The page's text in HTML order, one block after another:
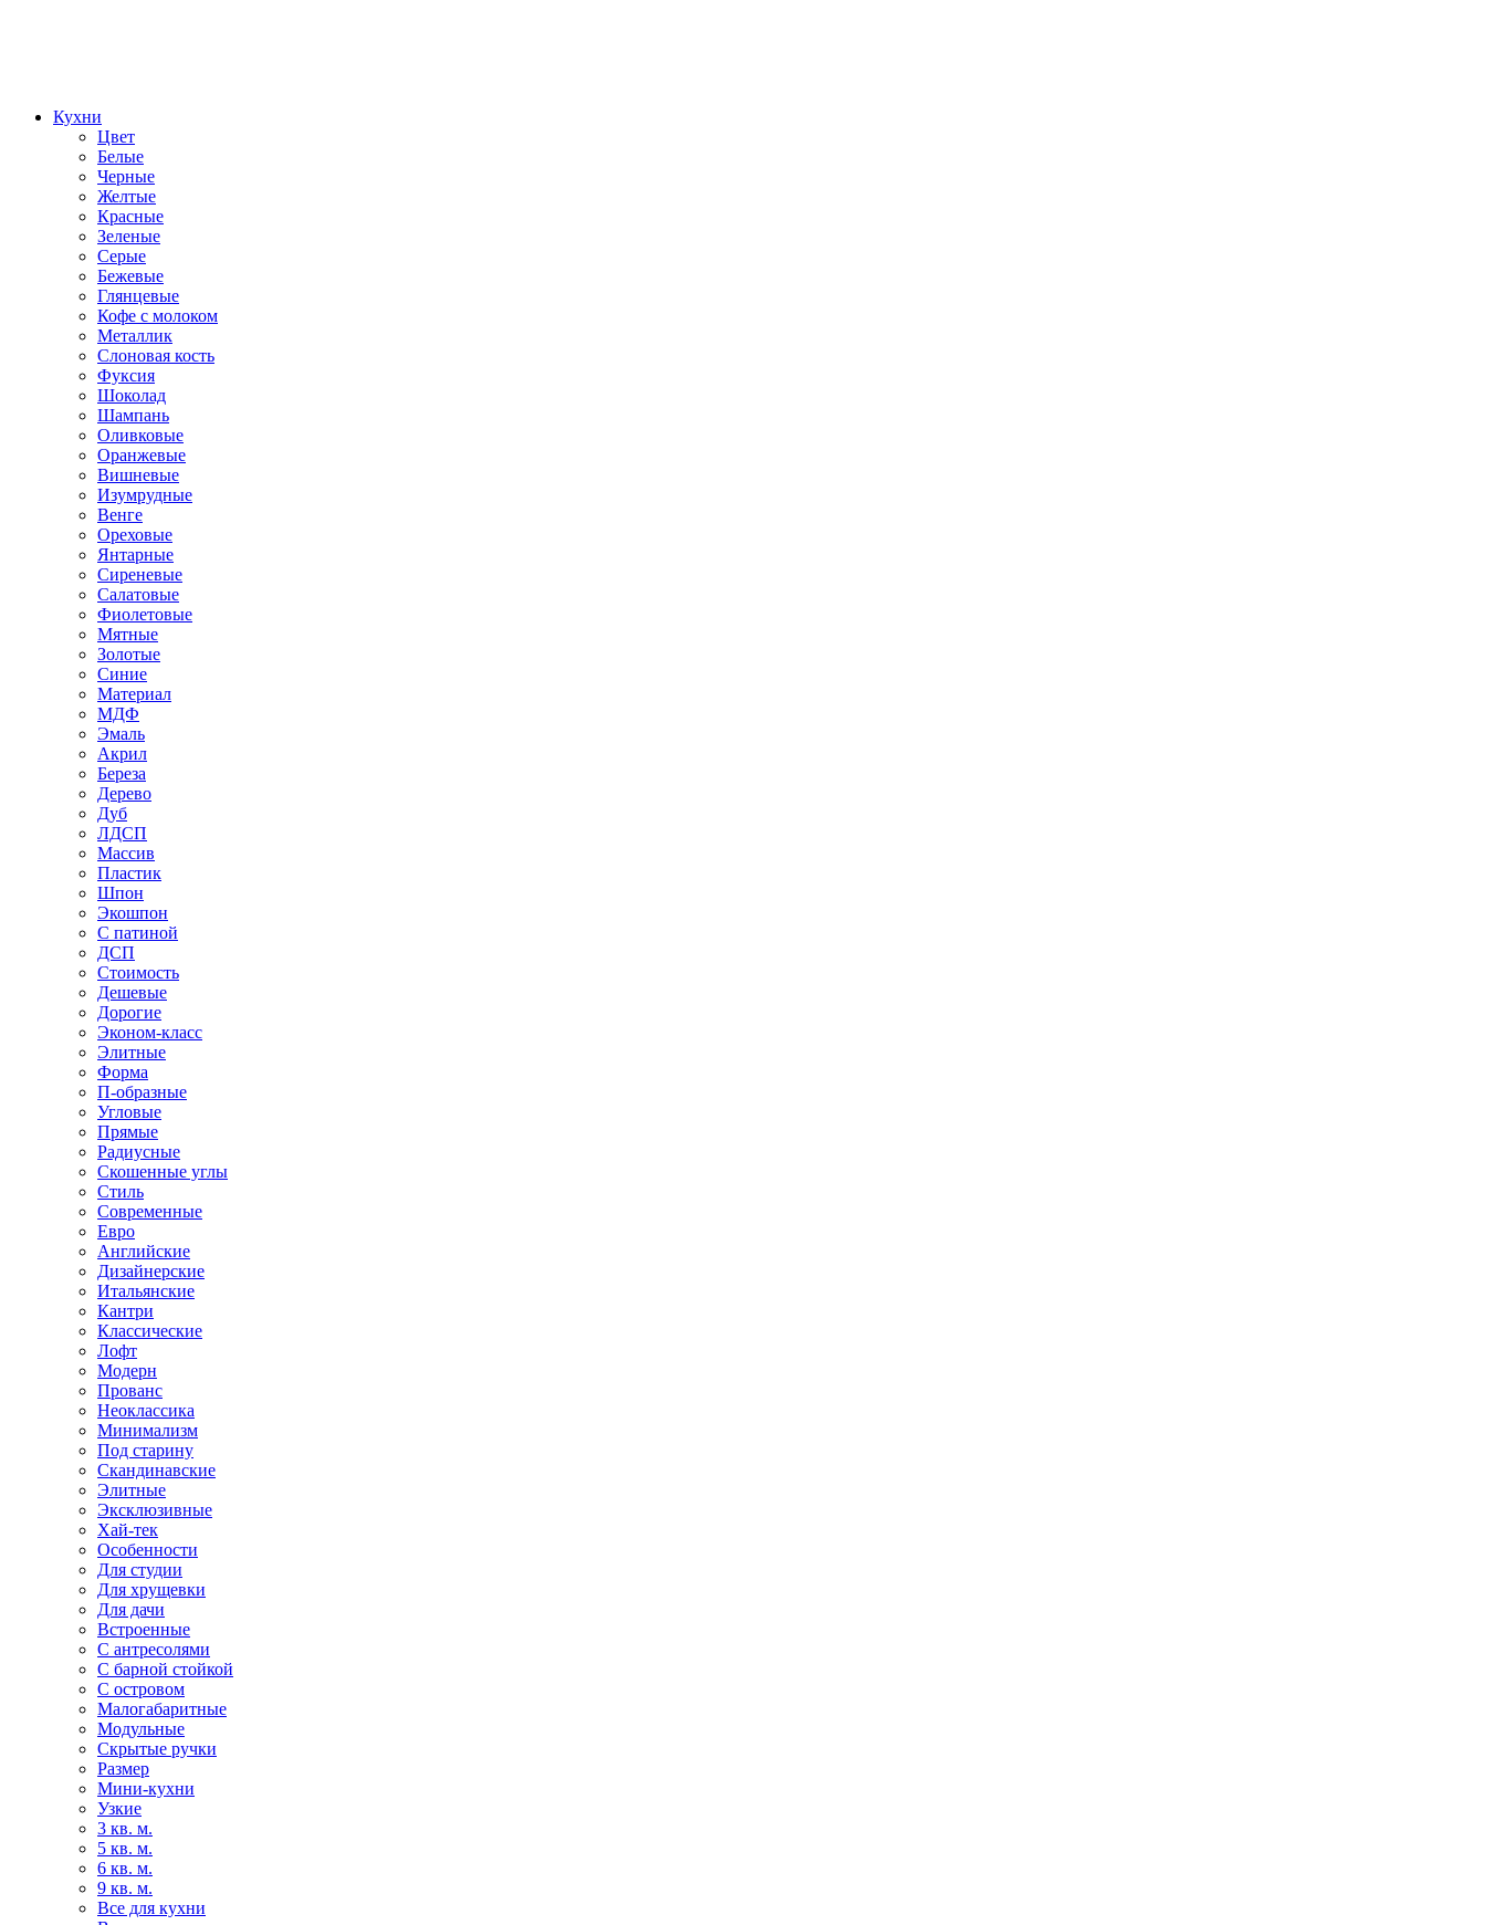
Кухни
Цвет
Белые
Черные
Желтые
Красные
Зеленые
Серые
Бежевые
Глянцевые
Кофе с молоком
Металлик
Слоновая кость
Фуксия
Шоколад
Шампань
Оливковые
Оранжевые
Вишневые
Изумрудные
Венге
Ореховые
Янтарные
Сиреневые
Салатовые
Фиолетовые
Мятные
Золотые
Синие
Материал
МДФ
Эмаль
Акрил
Береза
Дерево
Дуб
ЛДСП
Массив
Пластик
Шпон
Экошпон
С патиной
ДСП
Стоимость
Дешевые
Дорогие
Эконом-класс
Элитные
Форма
П-образные
Угловые
Прямые
Радиусные
Скошенные углы
Стиль
Современные
Евро
Английские
Дизайнерские
Итальянские
Кантри
Классические
Лофт
Модерн
Прованс
Неоклассика
Минимализм
Под старину
Скандинавские
Элитные
Эксклюзивные
Хай-тек
Особенности
Для студии
Для хрущевки
Для дачи
Встроенные
С антресолями
С барной стойкой
С островом
Малогабаритные
Модульные
Скрытые ручки
Размер
Мини-кухни
Узкие
3 кв. м.
5 кв. м.
6 кв. м.
9 кв. м.
Все для кухни